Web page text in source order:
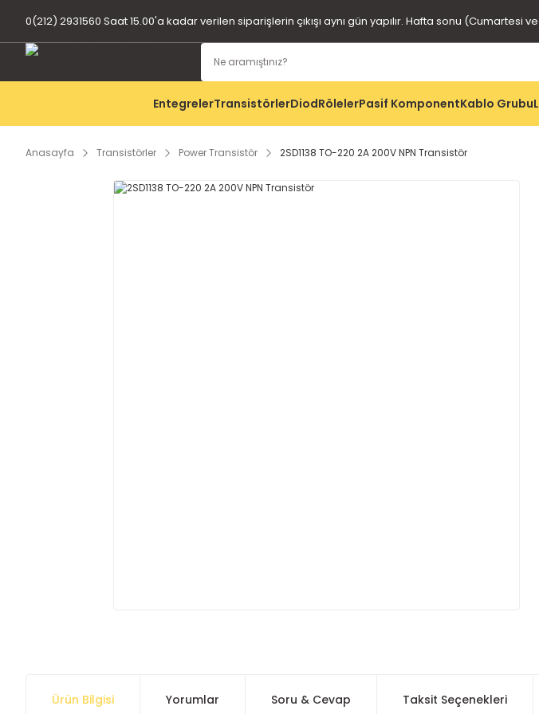
0(212) 2931560 Saat 15.00'a kadar verilen siparişlerin çıkışı aynı gün yapılır. Hafta sonu (Cumartesi
EntegrelerTransistörlerDiodRölelerPasif KomponentKablo Grubu
Anasayfa Transistörler Power Transistör 2SD1138 TO-220 2A 200V NPN Transistör
Ürün Bilgisi Yorumlar Soru & Cevap Taksit Seçenekleri